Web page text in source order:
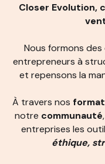
Closer Evolution,
Nous formons
entrepreneurs à
et repensons la
À travers nos
notre communauté
entreprises les
éthique,